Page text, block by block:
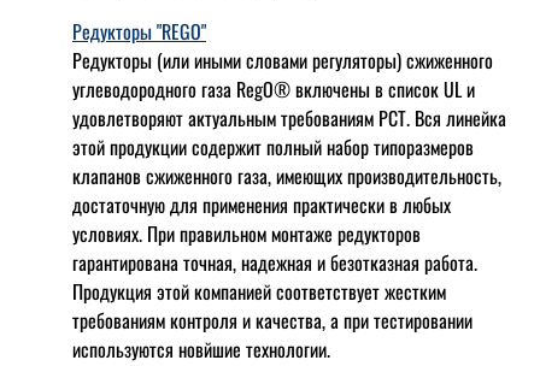
Редукторы "REGO"
Редукторы (или иными словами регуляторы) сжиженного
углеводородного газа RegO® включены в список UL и
удовлетворяют актуальным требованиям РСТ. Вся линейка
этой продукции содержит полный набор типоразмеров
клапанов сжиженного газа, имеющих производительность,
достаточную для применения практически в любых
условиях. При правильном монтаже редукторов
гарантирована точная, надежная и безотказная работа.
Продукция этой компанией соответствует жестким
требованиям контроля и качества, а при тестировании
используются новйшие технологии.